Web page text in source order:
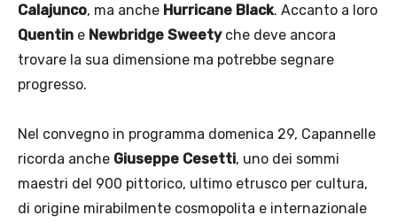
Calajunco, ma anche Hurricane Black. Accanto a loro
Quentin e Newbridge Sweetyche deve ancora
trovare la sua dimensione ma potrebbe segnare
progresso.
Nel convegno in programma domenica 29, Capannelle
ricorda anche Giuseppe Cesetti, uno dei sommi
maestri del 900 pittorico, ultimo etrusco per cultura,
di origine mirabilmente cosmopolita e internazionale